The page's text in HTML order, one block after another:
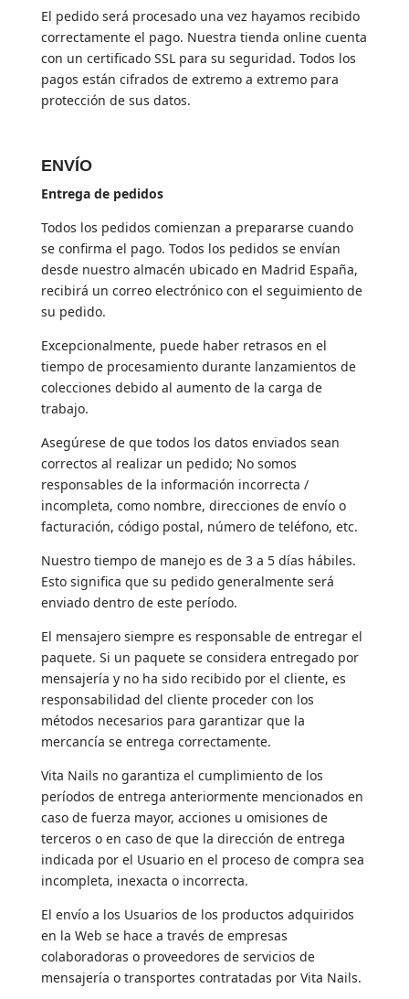
El pedido será procesado una vez hayamos recibido
correctamente el pago. Nuestra tienda online cuenta
con un certificado SSL para su seguridad. Todos los
pagos están cifrados de extremo a extremo para
protección de sus datos.
ENVÍO
Entrega de pedidos
Todos los pedidos comienzan a prepararse cuando
se confirma el pago. Todos los pedidos se envían
desde nuestro almacén ubicado en Madrid España,
recibirá un correo electrónico con el seguimiento de
su pedido.
Excepcionalmente, puede haber retrasos en el
tiempo de procesamiento durante lanzamientos de
colecciones debido al aumento de la carga de
trabajo.
Asegúrese de que todos los datos enviados sean
correctos al realizar un pedido; No somos
responsables de la información incorrecta /
incompleta, como nombre, direcciones de envío o
facturación, código postal, número de teléfono, etc.
Nuestro tiempo de manejo es de 3 a 5 días hábiles.
Esto significa que su pedido generalmente será
enviado dentro de este período.
El mensajero siempre es responsable de entregar el
paquete. Si un paquete se considera entregado por
mensajería y no ha sido recibido por el cliente, es
responsabilidad del cliente proceder con los
métodos necesarios para garantizar que la
mercancía se entrega correctamente.
Vita Nails no garantiza el cumplimiento de los
períodos de entrega anteriormente mencionados en
caso de fuerza mayor, acciones u omisiones de
terceros o en caso de que la dirección de entrega
indicada por el Usuario en el proceso de compra sea
incompleta, inexacta o incorrecta.
El envío a los Usuarios de los productos adquiridos
en la Web se hace a través de empresas
colaboradoras o proveedores de servicios de
mensajería o transportes contratadas por Vita Nails.